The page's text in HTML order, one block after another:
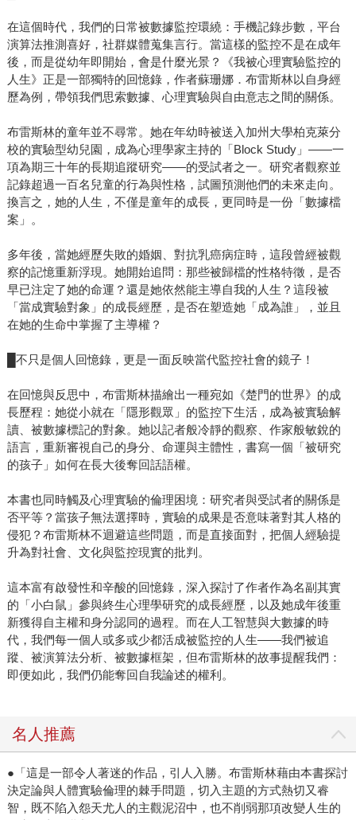
在這個時代，我們的日常被數據監控環繞：手機記錄步數，平台
演算法推測喜好，社群媒體蒐集言行。當這樣的監控不是在成年
後，而是從幼年即開始，會是什麼光景？《我被心理實驗監控的
人生》正是一部獨特的回憶錄，作者蘇珊娜．布雷斯林以自身經
歷為例，帶領我們思索數據、心理實驗與自由意志之間的關係。
布雷斯林的童年並不尋常。她在年幼時被送入加州大學柏克萊分
校的實驗型幼兒園，成為心理學家主持的「Block Study」——一
項為期三十年的長期追蹤研究——的受試者之一。研究者觀察並
記錄超過一百名兒童的行為與性格，試圖預測他們的未來走向。
換言之，她的人生，不僅是童年的成長，更同時是一份「數據檔
案」。
多年後，當她經歷失敗的婚姻、對抗乳癌病症時，這段曾經被觀
察的記憶重新浮現。她開始追問：那些被歸檔的性格特徵，是否
早已注定了她的命運？還是她依然能主導自我的人生？這段被
「當成實驗對象」的成長經歷，是否在塑造她「成為誰」，並且
在她的生命中掌握了主導權？
█不只是個人回憶錄，更是一面反映當代監控社會的鏡子！
在回憶與反思中，布雷斯林描繪出一種宛如《楚門的世界》的成
長歷程：她從小就在「隱形觀眾」的監控下生活，成為被實驗解
讀、被數據標記的對象。她以記者般冷靜的觀察、作家般敏銳的
語言，重新審視自己的身分、命運與主體性，書寫一個「被研究
的孩子」如何在長大後奪回話語權。
本書也同時觸及心理實驗的倫理困境：研究者與受試者的關係是
否平等？當孩子無法選擇時，實驗的成果是否意味著對其人格的
侵犯？布雷斯林不迴避這些問題，而是直接面對，把個人經驗提
升為對社會、文化與監控現實的批判。
這本富有啟發性和辛酸的回憶錄，深入探討了作者作為名副其實
的「小白鼠」參與終生心理學研究的成長經歷，以及她成年後重
新獲得自主權和身分認同的過程。而在人工智慧與大數據的時
代，我們每一個人或多或少都活成被監控的人生——我們被追
蹤、被演算法分析、被數據框架，但布雷斯林的故事提醒我們：
即便如此，我們仍能奪回自我論述的權利。
名人推薦
●「這是一部令人著迷的作品，引人入勝。布雷斯林藉由本書探討
決定論與人體實驗倫理的棘手問題，切入主題的方式熱切又睿
智，既不陷入怨天尤人的主觀泥沼中，也不削弱那項改變人生的